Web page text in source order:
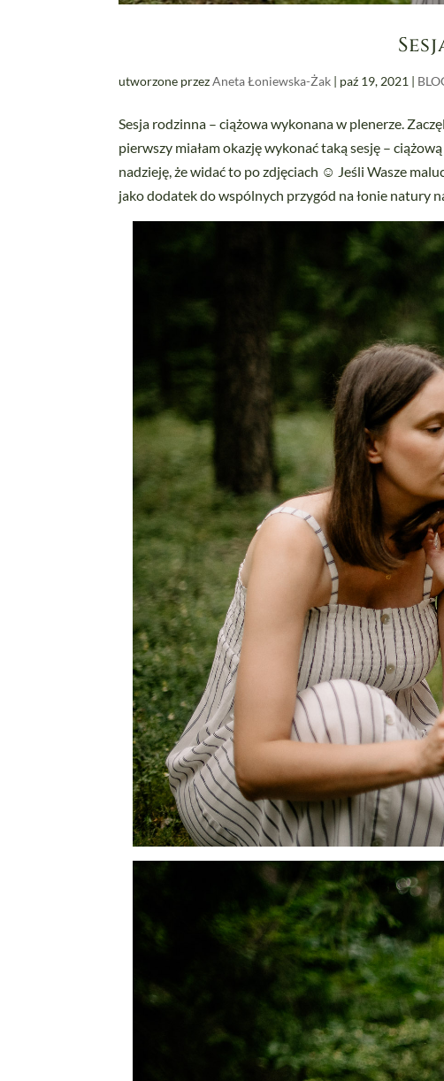
utworzone przezAneta Łoniewska-Żak | paź 19, 2021 |
Sesja rodzinna – ciążowa wykonana w plenerze.
pierwszy miałam okazję wykonać taką sesję –
nadzieję, że widać to po zdjęciach ☺️ Jeśli Wasze
jako dodatek do wspólnych przygód na łonie natury